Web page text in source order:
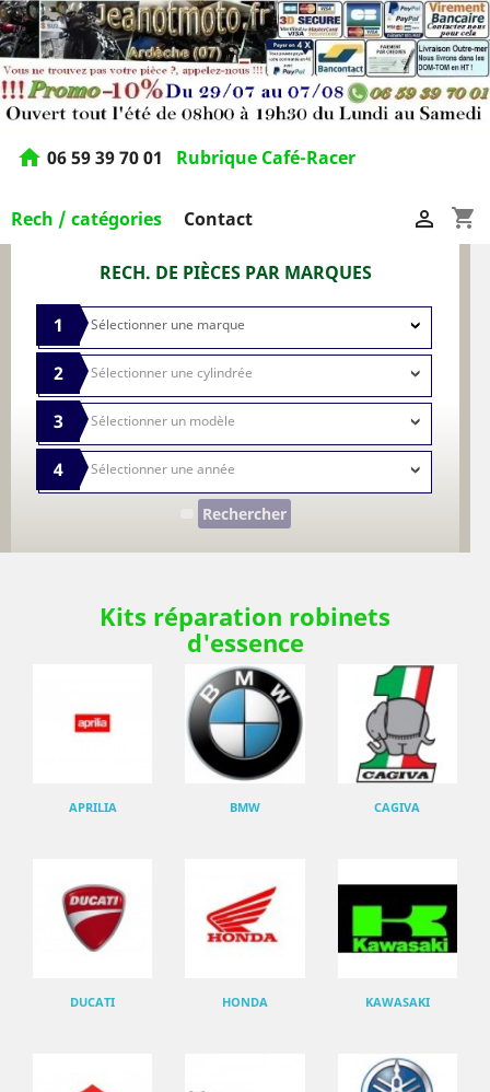
home 06 59 39 70 01 Rubrique Café-Racer
Rech / catégories Contact shopping_cart

RECH. DE PIÈCES PAR MARQUES
1
2
3
4
Rechercher
Kits réparation robinets
d'essence
APRILIA BMW CAGIVA
DUCATI HONDA KAWASAKI